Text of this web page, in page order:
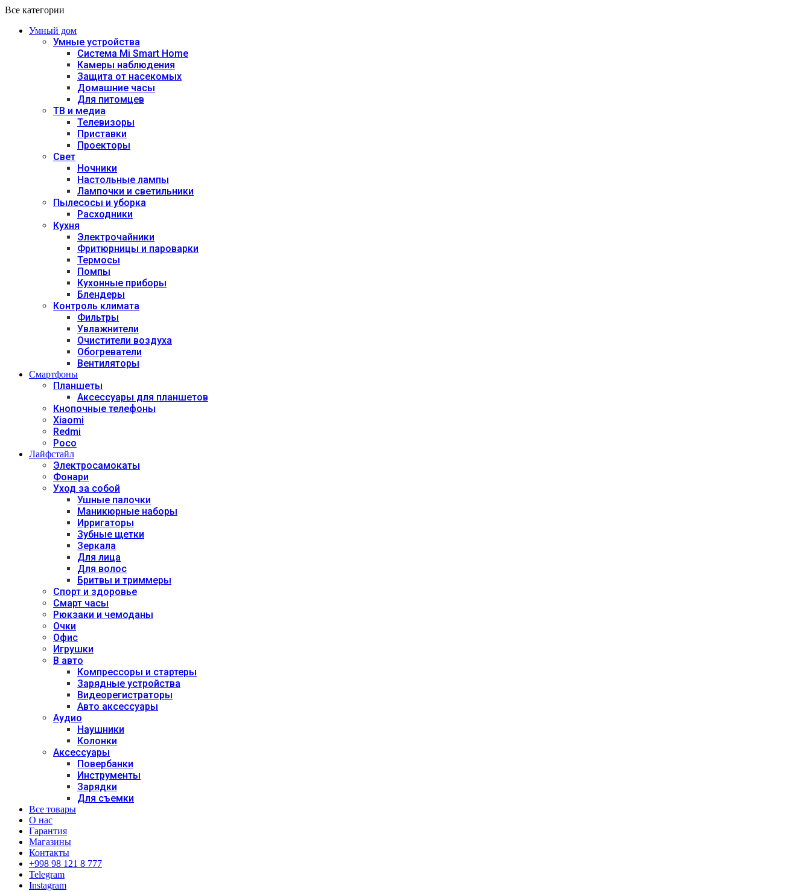
Все категории
Умный дом
Умные устройства
Система Mi Smart Home
Камеры наблюдения
Защита от насекомых
Домашние часы
Для питомцев
ТВ и медиа
Телевизоры
Приставки
Проекторы
Свет
Ночники
Настольные лампы
Лампочки и светильники
Пылесосы и уборка
Расходники
Кухня
Электрочайники
Фритюрницы и пароварки
Термосы
Помпы
Кухонные приборы
Блендеры
Контроль климата
Фильтры
Увлажнители
Очистители воздуха
Обогреватели
Вентиляторы
Смартфоны
Планшеты
Аксессуары для планшетов
Кнопочные телефоны
Xiaomi
Redmi
Poco
Лайфстайл
Электросамокаты
Фонари
Уход за собой
Ушные палочки
Маникюрные наборы
Ирригаторы
Зубные щетки
Зеркала
Для лица
Для волос
Бритвы и триммеры
Спорт и здоровье
Смарт часы
Рюкзаки и чемоданы
Очки
Офис
Игрушки
В авто
Компрессоры и стартеры
Зарядные устройства
Видеорегистраторы
Авто аксессуары
Аудио
Наушники
Колонки
Аксессуары
Повербанки
Инструменты
Зарядки
Для съемки
Все товары
О нас
Гарантия
Магазины
Контакты
+998 98 121 8 777
Telegram
Instagram